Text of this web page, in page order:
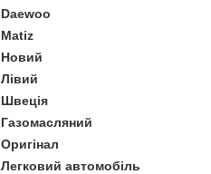
Daewoo
Matiz
Новий
Лівий
Швеція
Газомасляний
Оригінал
Легковий автомобіль